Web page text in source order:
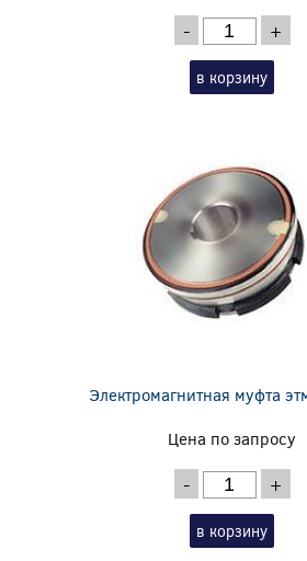
- +
в корзину
Электромагнитная муфта
Цена по запросу
- +
в корзину